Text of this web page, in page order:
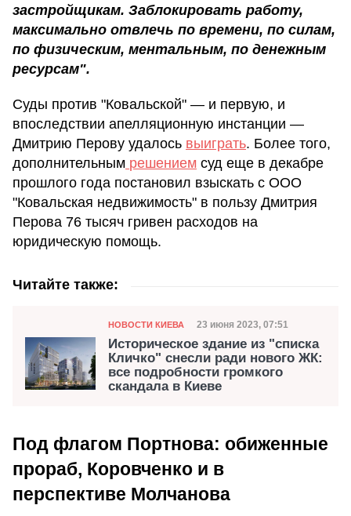
застройщикам. Заблокировать работу,
максимально отвлечь по времени, по силам,
по физическим, ментальным, по денежным
ресурсам".
Суды против "Ковальской" — и первую, и
впоследствии апелляционную инстанции —
Дмитрию Перову удалось выиграть. Более того,
дополнительным решением суд еще в декабре
прошлого года постановил взыскать с ООО
"Ковальская недвижимость" в пользу Дмитрия
Перова 76 тысяч гривен расходов на
юридическую помощь.
Читайте также:
Категория
НОВОСТИ КИЕВА Дата публикации
23 июня 2023, 07:51
Историческое здание из "списка
Кличко" снесли ради нового ЖК:
все подробности громкого
скандала в Киеве
Под флагом Портнова: обиженные
прораб, Коровченко и в
перспективе Молчанова